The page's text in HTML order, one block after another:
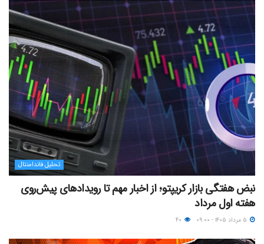
تحلیل فاندامنتال
نبض هفتگی بازار کریپتو؛ از اخبار مهم تا رویدادهای پیش‌روی
هفته اول مرداد